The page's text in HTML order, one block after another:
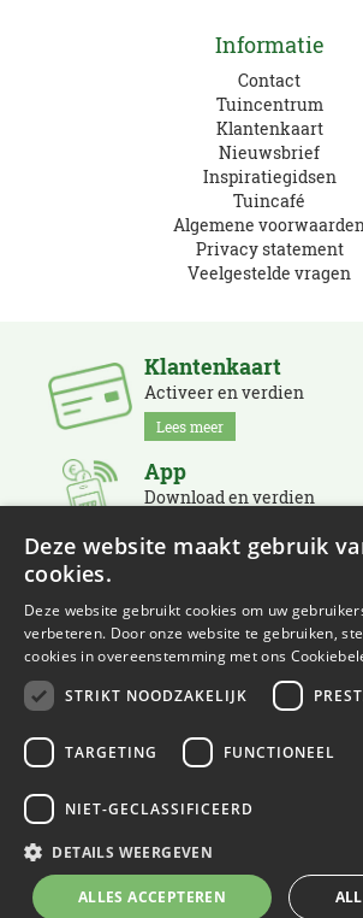
Informatie
Contact
Tuincentrum
Klantenkaart
Nieuwsbrief
Inspiratiegidsen
Tuincafé
Algemene
Privacy statement
Veelgestelde vragen
Klantenkaart
Activeer en verdien
Lees meer
App
Download en verdien
Schrijf je in en blijf op de
Lees meer
© Eurofleur
Tuincentrum Overzicht
Privacy Policy
Deze website maakt gebruik
cookies.
Deze website gebruikt cookies om uw
verbeteren. Door onze website te gebruiken,
cookies in overeenstemming met ons
STRIKT NOODZAKELIJK
TARGETING FUNCTIONEEL
NIET-GECLASSIFICEERD
DETAILS WEERGEVEN
ALLES ACCEPTEREN